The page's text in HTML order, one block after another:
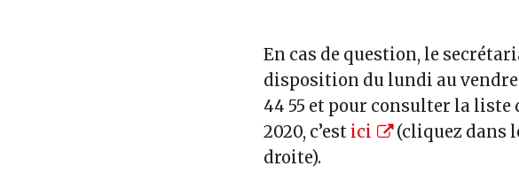
En cas de question, le
disposition du lundi au
44 55 et pour consulter la
2020, c’est ici
(cliquez dans
droite).